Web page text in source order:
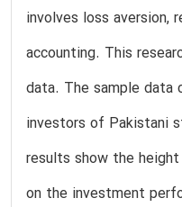
involves loss aversion,
accounting. This
data. The sample data
investors of Pakistani
results show the
on the investment